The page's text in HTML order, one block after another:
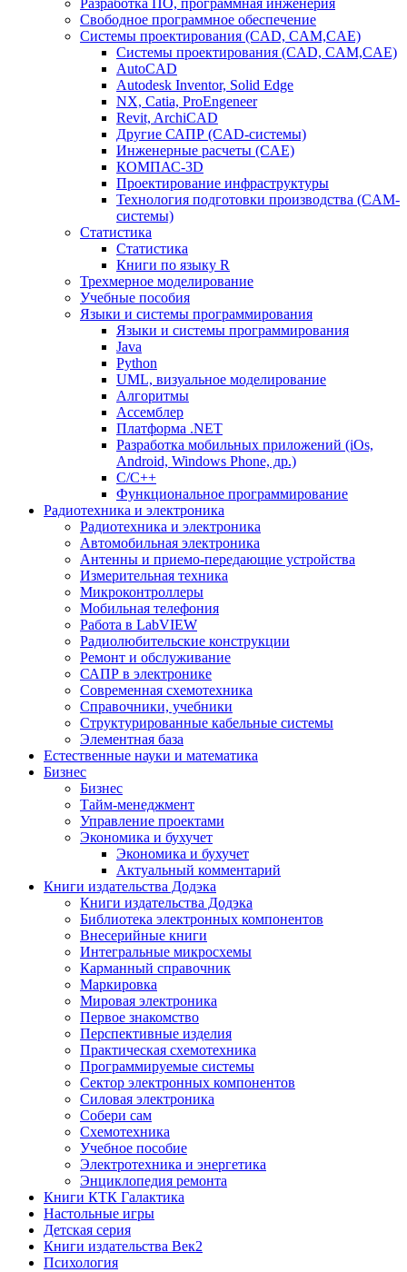
Разработка ПО, программная инженерия
Свободное программное обеспечение
Системы проектирования (CAD, CAM,CAE)
Системы проектирования (CAD, CAM,CAE)
AutoCAD
Autodesk Inventor, Solid Edge
NX, Catia, ProEngeneer
Revit, ArchiCAD
Другие САПР (CAD-системы)
Инженерные расчеты (CAE)
КОМПАС-3D
Проектирование инфраструктуры
Технология подготовки производства (CAM-
системы)
Статистика
Статистика
Книги по языку R
Трехмерное моделирование
Учебные пособия
Языки и системы программирования
Языки и системы программирования
Java
Python
UML, визуальное моделирование
Алгоритмы
Ассемблер
Платформа .NET
Разработка мобильных приложений (iOs,
Android, Windows Phone, др.)
С/С++
Функциональное программирование
Радиотехника и электроника
Радиотехника и электроника
Автомобильная электроника
Антенны и приемо-передающие устройства
Измерительная техника
Микроконтроллеры
Мобильная телефония
Работа в LabVIEW
Радиолюбительские конструкции
Ремонт и обслуживание
САПР в электронике
Современная схемотехника
Справочники, учебники
Структурированные кабельные системы
Элементная база
Естественные науки и математика
Бизнес
Бизнес
Тайм-менеджмент
Управление проектами
Экономика и бухучет
Экономика и бухучет
Актуальный комментарий
Книги издательства Додэка
Книги издательства Додэка
Библиотека электронных компонентов
Внесерийные книги
Интегральные микросхемы
Карманный справочник
Маркировка
Мировая электроника
Первое знакомство
Перспективные изделия
Практическая схемотехника
Программируемые системы
Сектор электронных компонентов
Силовая электроника
Собери сам
Схемотехника
Учебное пособие
Электротехника и энергетика
Энциклопедия ремонта
Книги КТК Галактика
Настольные игры
Детская серия
Книги издательства Век2
Психология